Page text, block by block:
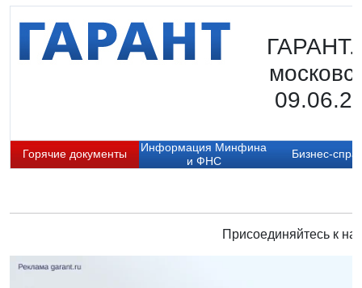
ГАРАНТ.
Горячие документы
Информация Минфина
и ФНС
Бизнес-
Присоединяйтесь к